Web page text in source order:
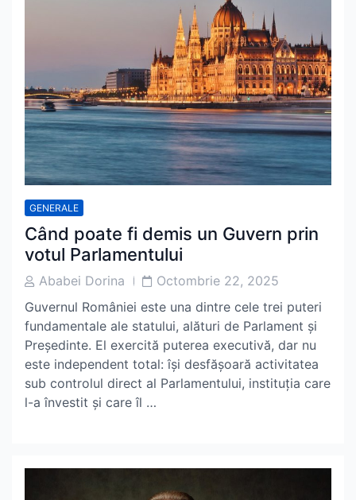
GENERALE
Când poate fi demis un Guvern prin
votul Parlamentului
PostAbabei Dorina
PostOctombrie 22, 2025
Guvernul României este una dintre cele trei puteri
fundamentale ale statului, alături de Parlament și
Președinte. El exercită puterea executivă, dar nu
este independent total: își desfășoară activitatea
sub controlul direct al Parlamentului, instituția care
l-a învestit și care îl …